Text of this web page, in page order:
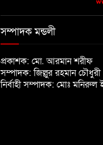
সম্পাদক মন্ডলী
প্রকাশক: মো. আরমান শরীফ
সম্পাদক: জিল্লুর রহমান চৌধুরী
নির্বাহী সম্পাদক: মোঃ মনিরুল